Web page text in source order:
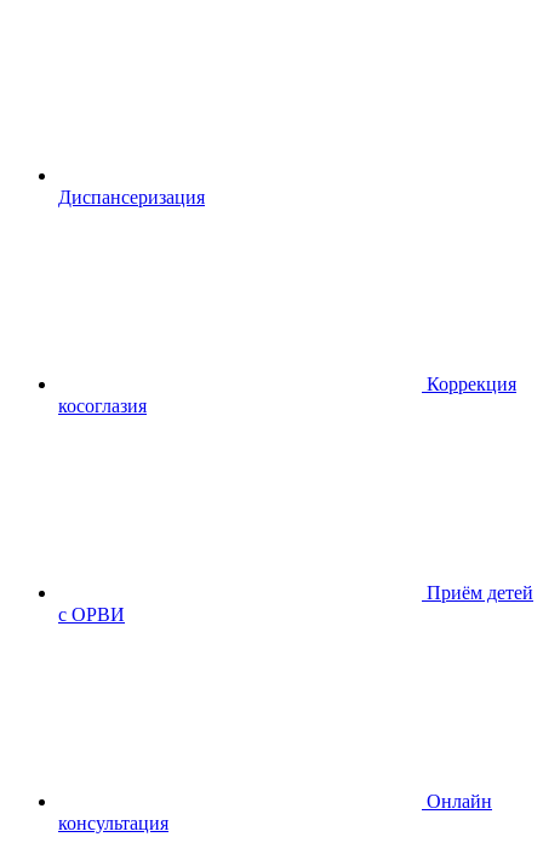
Диспансеризация
Коррекция
косоглазия
Приём детей
с ОРВИ
Онлайн
консультация